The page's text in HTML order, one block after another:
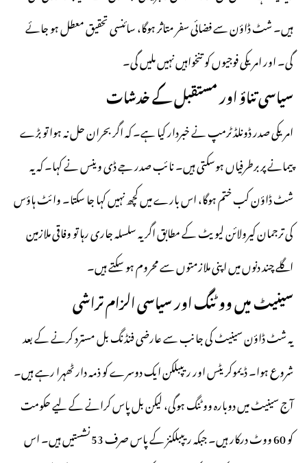
ہیں۔ شٹ ڈاؤن سے فضائی سفر متاثر ہوگا، سائنسی تحقیق معطل ہو جائے
گی۔ اور امریکی فوجیوں کو تنخواہیں نہیں ملیں گی۔
سیاسی تناؤ اور مستقبل کے خدشات
امریکی صدر ڈونلڈ ٹرمپ نے خبردار کیا ہے۔ کہ اگر بحران حل نہ ہوا تو بڑے
پیمانے پر برطرفیاں ہوسکتی ہیں۔ نائب صدر جے ڈی وینس نے کہا۔ کہ یہ
شٹ ڈاؤن کب ختم ہوگا، اس بارے میں کچھ نہیں کہا جا سکتا۔ وائٹ ہاؤس
کی ترجمان کیرولائن لیویٹ کے مطابق اگر یہ سلسلہ جاری رہا تو وفاقی ملازمین
اگلے چند دنوں میں اپنی ملازمتوں سے محروم ہو سکتے ہیں۔
سینیٹ میں ووٹنگ اور سیاسی الزام تراشی
یہ شٹ ڈاؤن سینیٹ کی جانب سے عارضی فنڈنگ بل مسترد کرنے کے بعد
شروع ہوا۔ ڈیموکریٹس اور ریپبلکن ایک دوسرے کو ذمہ دار ٹھہرا رہے ہیں۔
آج سینیٹ میں دوبارہ ووٹنگ ہوگی، لیکن بل پاس کرانے کے لیے حکومت
کو 60 ووٹ درکار ہیں۔ جبکہ ریپبلکنز کے پاس صرف 53 نشستیں ہیں۔ اس